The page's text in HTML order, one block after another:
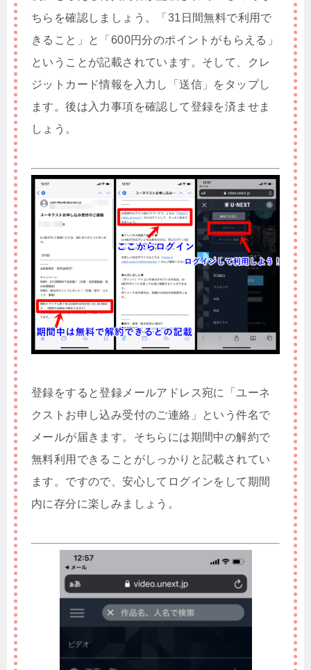
ちらを確認しましょう。「31日間無料で利用で
きること」と「600円分のポイントがもらえる」
ということが記載されています。そして、クレ
ジットカード情報を入力し「送信」をタップし
ます。後は入力事項を確認して登録を済ませま
しょう。
登録をすると登録メールアドレス宛に「ユーネ
クストお申し込み受付のご連絡」という件名で
メールが届きます。そちらには期間中の解約で
無料利用できることがしっかりと記載されてい
ます。ですので、安心してログインをして期間
内に存分に楽しみましょう。